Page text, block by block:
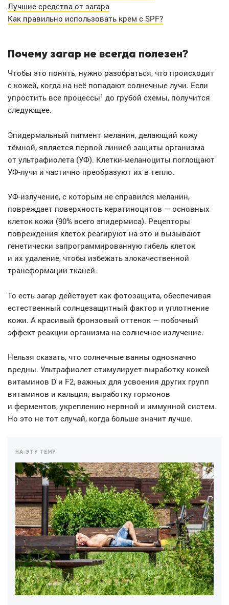
Лучшие средства от загара
Как правильно использовать крем с SPF?
Почему загар не всегда полезен?
Чтобы это понять, нужно разобраться, что происходит
с кожей, когда на неё попадают солнечные лучи. Если
упростить все процессы1 до грубой схемы, получится
следующее.
Эпидермальный пигмент меланин, делающий кожу
тёмной, является первой линией защиты организма
от ультрафиолета (УФ). Клетки-меланоциты поглощают
УФ-лучи и частично преобразуют их в тепло.
УФ-излучение, с которым не справился меланин,
повреждает поверхность кератиноцитов — основных
клеток кожи (90% всего эпидермиса). Рецепторы
повреждения клеток реагируют на это и вызывают
генетически запрограммированную гибель клеток
и их удаление, чтобы избежать злокачественной
трансформации тканей.
То есть загар действует как фотозащита, обеспечивая
естественный солнцезащитный фактор и уплотнение
кожи. А красивый бронзовый оттенок — побочный
эффект реакции организма на солнечное излучение.
Нельзя сказать, что солнечные ванны однозначно
вредны. Ультрафиолет стимулирует выработку кожей
витаминов D и F2, важных для усвоения других групп
витаминов и кальция, выработку гормонов
и ферментов, укреплению нервной и иммунной систем.
Но это не тот случай, когда больше значит лучше.
НА ЭТУ ТЕМУ: